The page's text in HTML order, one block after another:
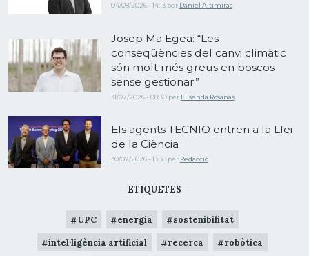
04/08/2026 - 14:13 per Daniel Altimiras
Josep Ma Egea: “Les
conseqüències del canvi climàtic
són molt més greus en boscos
sense gestionar”
31/07/2026 - 08:30 per Elisenda Rosanas
Els agents TECNIO entren a la Llei
de la Ciència
30/07/2026 - 13:38 per Redacció
ETIQUETES
UPC energia sostenibilitat
intel·ligència artificial recerca robòtica